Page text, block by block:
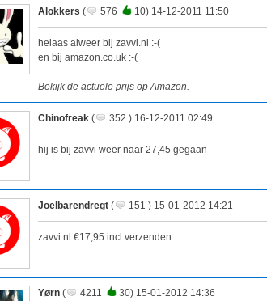
Alokkers ( 576 10) 14-12-2011 11:50
helaas alweer bij zavvi.nl :-(
en bij amazon.co.uk :-(
Bekijk de actuele prijs op Amazon.
Chinofreak ( 352 ) 16-12-2011 02:49
hij is bij zavvi weer naar 27,45 gegaan
Joelbarendregt ( 151 ) 15-01-2012 14:21
zavvi.nl €17,95 incl verzenden.
Yørn ( 4211
30) 15-01-2012 14:36